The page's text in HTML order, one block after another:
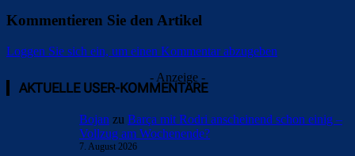
Kommentieren Sie den Artikel
Loggen Sie sich ein, um einen Kommentar abzugeben
- Anzeige -
AKTUELLE USER-KOMMENTARE
Bojan zu Barça mit Rodri anscheinend schon einig –
Vollzug am Wochenende?
7. August 2026